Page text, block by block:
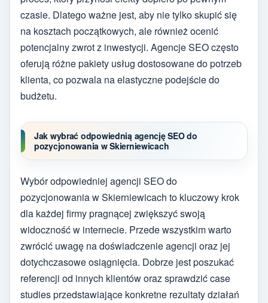
czasie. Dlatego ważne jest, aby nie tylko skupić się
na kosztach początkowych, ale również ocenić
potencjalny zwrot z inwestycji. Agencje SEO często
oferują różne pakiety usług dostosowane do potrzeb
klienta, co pozwala na elastyczne podejście do
budżetu.
Jak wybrać odpowiednią agencję SEO do
pozycjonowania w Skierniewicach
Wybór odpowiedniej agencji SEO do
pozycjonowania w Skierniewicach to kluczowy krok
dla każdej firmy pragnącej zwiększyć swoją
widoczność w internecie. Przede wszystkim warto
zwrócić uwagę na doświadczenie agencji oraz jej
dotychczasowe osiągnięcia. Dobrze jest poszukać
referencji od innych klientów oraz sprawdzić case
studies przedstawiające konkretne rezultaty działań